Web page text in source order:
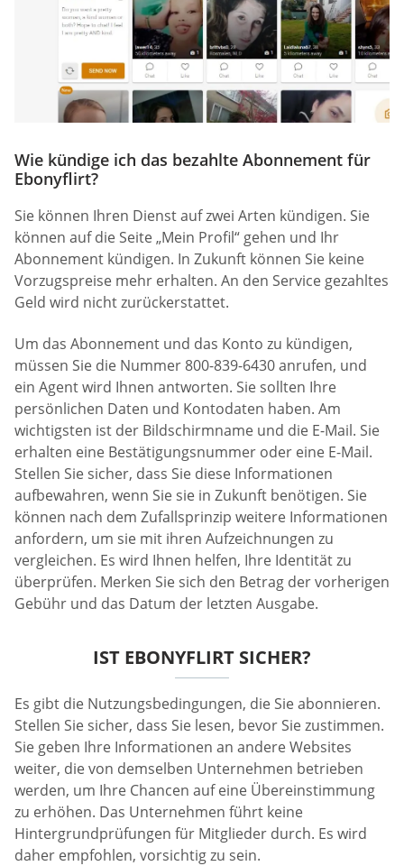
Wie kündige ich das bezahlte Abonnement für
Ebonyflirt?
Sie können Ihren Dienst auf zwei Arten kündigen. Sie
können auf die Seite „Mein Profil“ gehen und Ihr
Abonnement kündigen. In Zukunft können Sie keine
Vorzugspreise mehr erhalten. An den Service gezahltes
Geld wird nicht zurückerstattet.
Um das Abonnement und das Konto zu kündigen,
müssen Sie die Nummer 800-839-6430 anrufen, und
ein Agent wird Ihnen antworten. Sie sollten Ihre
persönlichen Daten und Kontodaten haben. Am
wichtigsten ist der Bildschirmname und die E-Mail. Sie
erhalten eine Bestätigungsnummer oder eine E-Mail.
Stellen Sie sicher, dass Sie diese Informationen
aufbewahren, wenn Sie sie in Zukunft benötigen. Sie
können nach dem Zufallsprinzip weitere Informationen
anfordern, um sie mit ihren Aufzeichnungen zu
vergleichen. Es wird Ihnen helfen, Ihre Identität zu
überprüfen. Merken Sie sich den Betrag der vorherigen
Gebühr und das Datum der letzten Ausgabe.
IST EBONYFLIRT SICHER?
Es gibt die Nutzungsbedingungen, die Sie abonnieren.
Stellen Sie sicher, dass Sie lesen, bevor Sie zustimmen.
Sie geben Ihre Informationen an andere Websites
weiter, die von demselben Unternehmen betrieben
werden, um Ihre Chancen auf eine Übereinstimmung
zu erhöhen. Das Unternehmen führt keine
Hintergrundprüfungen für Mitglieder durch. Es wird
daher empfohlen, vorsichtig zu sein.